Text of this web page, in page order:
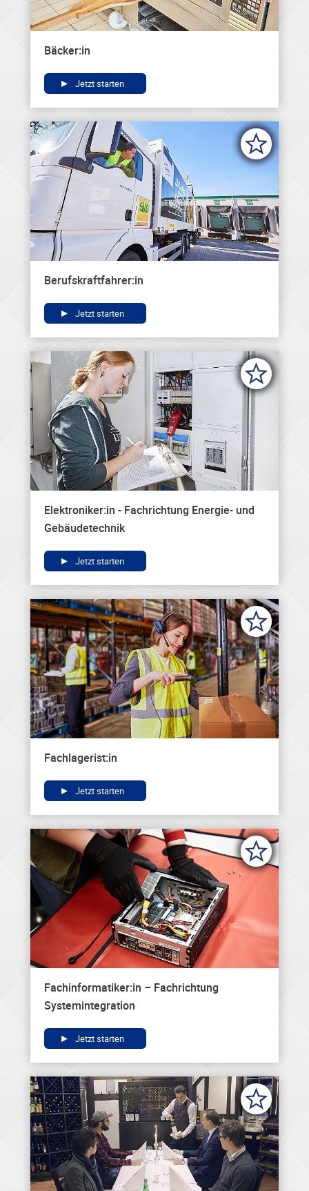
Bäcker:in
Jetzt starten
Berufskraftfahrer:in
Jetzt starten
Elektroniker:in - Fachrichtung Energie- und
Gebäudetechnik
Jetzt starten
Fachlagerist:in
Jetzt starten
Fachinformatiker:in – Fachrichtung
Systemintegration
Jetzt starten